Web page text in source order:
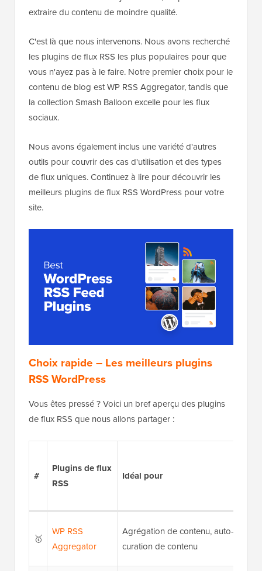
extraire du contenu de moindre qualité.
C'est là que nous intervenons. Nous avons recherché
les plugins de flux RSS les plus populaires pour que
vous n'ayez pas à le faire. Notre premier choix pour le
contenu de blog est WP RSS Aggregator, tandis que
la collection Smash Balloon excelle pour les flux
sociaux.
Nous avons également inclus une variété d'autres
outils pour couvrir des cas d'utilisation et des types
de flux uniques. Continuez à lire pour découvrir les
meilleurs plugins de flux RSS WordPress pour votre
site.
Choix rapide – Les meilleurs plugins
RSS WordPress
Vous êtes pressé ? Voici un bref aperçu des plugins
de flux RSS que nous allons partager :
#
Plugins de flux
RSS
Idéal pour
🥇
WP RSS
Aggregator
Agrégation de contenu, auto-
curation de contenu